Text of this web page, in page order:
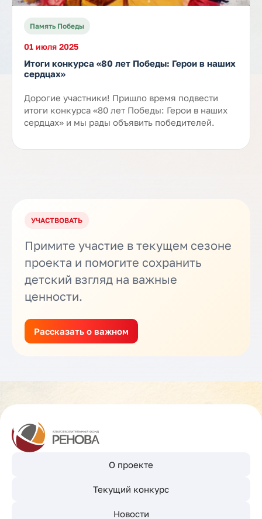
Память Победы
01 июля 2025
Итоги конкурса «80 лет Победы: Герои в наших
сердцах»
Дорогие участники! Пришло время подвести
итоги конкурса «80 лет Победы: Герои в наших
сердцах» и мы рады объявить победителей.
УЧАСТВОВАТЬ
Примите участие в текущем сезоне
проекта и помогите сохранить
детский взгляд на важные
ценности.
Рассказать о важном
О проекте
Текущий конкурс
Новости